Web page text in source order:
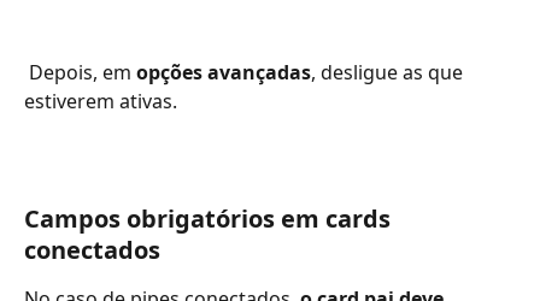
Depois, em opções avançadas, desligue as que
estiverem ativas.
Campos obrigatórios em cards
conectados